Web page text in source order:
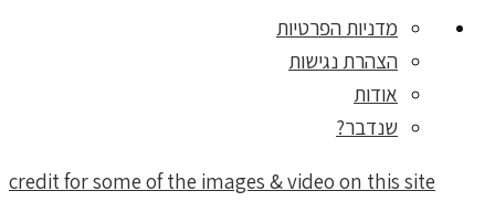
מדניות הפרטיות
הצהרת נגישות
אודות
שנדבר?
credit for some of the images & video on this site